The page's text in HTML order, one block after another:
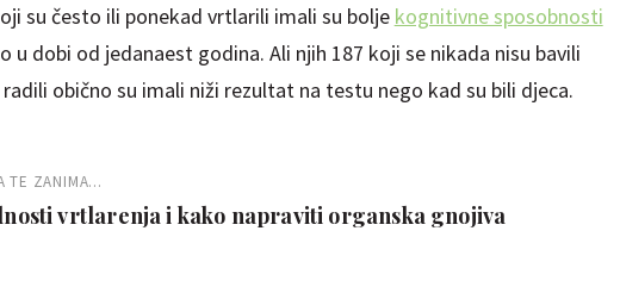
su često ili ponekad vrtlarili imali su bolje kognitivne sposobnosti
u dobi od jedanaest godina. Ali njih 187 koji se nikada nisu bavili
obično su imali niži rezultat na testu nego kad su bili djeca.
TE ZANIMA...
vrtlarenja i kako napraviti organska gnojiva